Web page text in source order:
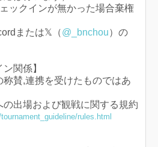
ックインが無かった場合棄権
または𝕏（@_bnchou）の
関係】
称賛,連携を受けたものではあ
の出場および観戦に関する規約
rules.html